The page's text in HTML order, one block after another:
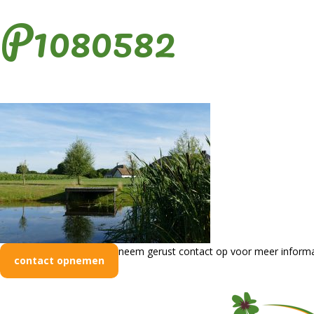
P1080582
neem gerust contact op voor meer
contact opnemen